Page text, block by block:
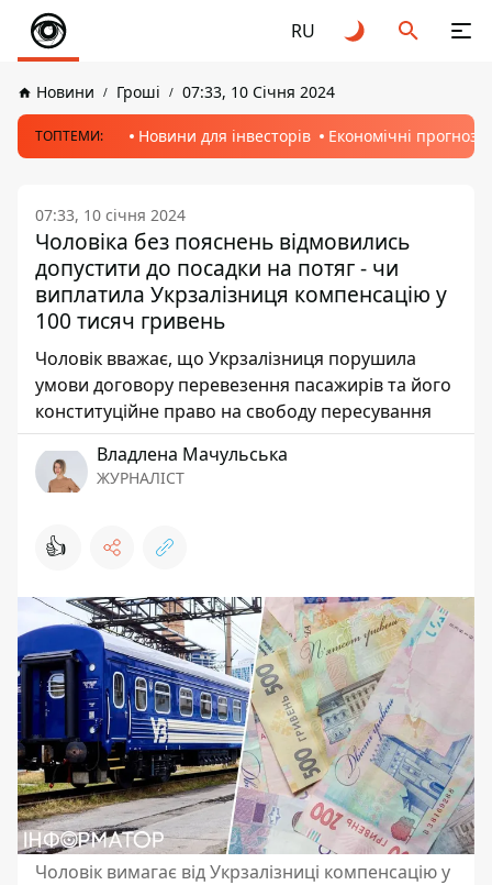
RU
Новини Гроші 07:33, 10 Січня 2024
ТОПТЕМИ: Новини для інвесторів Економічні прогнози
07:33, 10 січня 2024
Чоловіка без пояснень відмовились
допустити до посадки на потяг - чи
виплатила Укрзалізниця компенсацію у
100 тисяч гривень
Чоловік вважає, що Укрзалізниця порушила
умови договору перевезення пасажирів та його
конституційне право на свободу пересування
Владлена Мачульська
ЖУРНАЛІСТ
👍
Чоловік вимагає від Укрзалізниці компенсацію у